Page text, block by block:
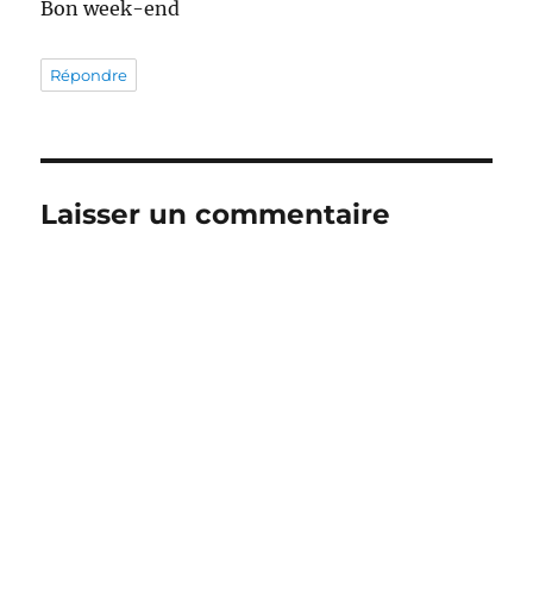
Bon week-end
Répondre
Laisser un commentaire